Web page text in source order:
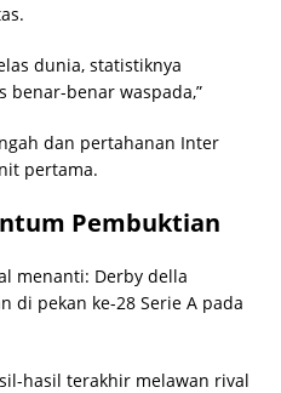
dunia, statistiknya
benar-benar waspada,”
dan pertahanan Inter
pertama.
Pembuktian
menanti: Derby della
di pekan ke-28 Serie A pada
hasil terakhir melawan rival